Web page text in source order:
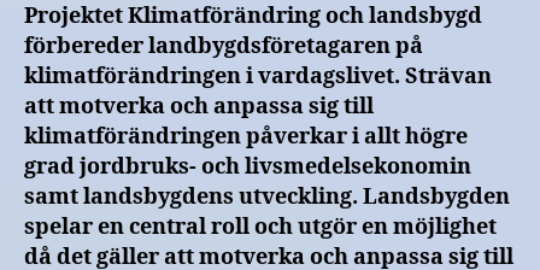
Projektet Klimatförändring och landsbygd
förbereder landbygdsföretagaren på
klimatförändringen i vardagslivet. Strävan
att motverka och anpassa sig till
klimatförändringen påverkar i allt högre
grad jordbruks- och livsmedelsekonomin
samt landsbygdens utveckling. Landsbygden
spelar en central roll och utgör en möjlighet
då det gäller att motverka och anpassa sig till